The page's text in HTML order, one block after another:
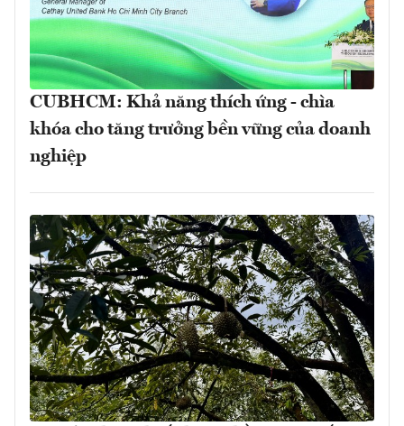
CUBHCM: Khả năng thích ứng - chìa
khóa cho tăng trưởng bền vững của doanh
nghiệp